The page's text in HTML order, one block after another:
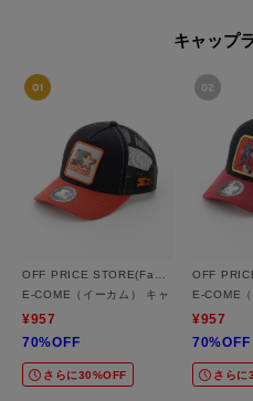
キャップ
E-COME（イーカム） キャラクターメッシ
¥957
70%OFF
さらに30%OFF
E-COME
¥957
70%OFF
さらに